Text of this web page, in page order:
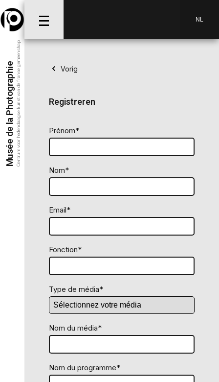
Musée de la PhotographieCentrum voor hedendaagse kunst van de franse gemeenshap
NL
Vorig
Registreren
Prénom*
Nom*
Email*
Fonction*
Type de média*
Nom du média*
Nom du programme*